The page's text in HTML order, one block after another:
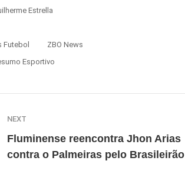
Estrella
Futebol
ZBO News
Esportivo
NEXT
Fluminense reencontra Jhon Arias
contra o Palmeiras pelo Brasileirão